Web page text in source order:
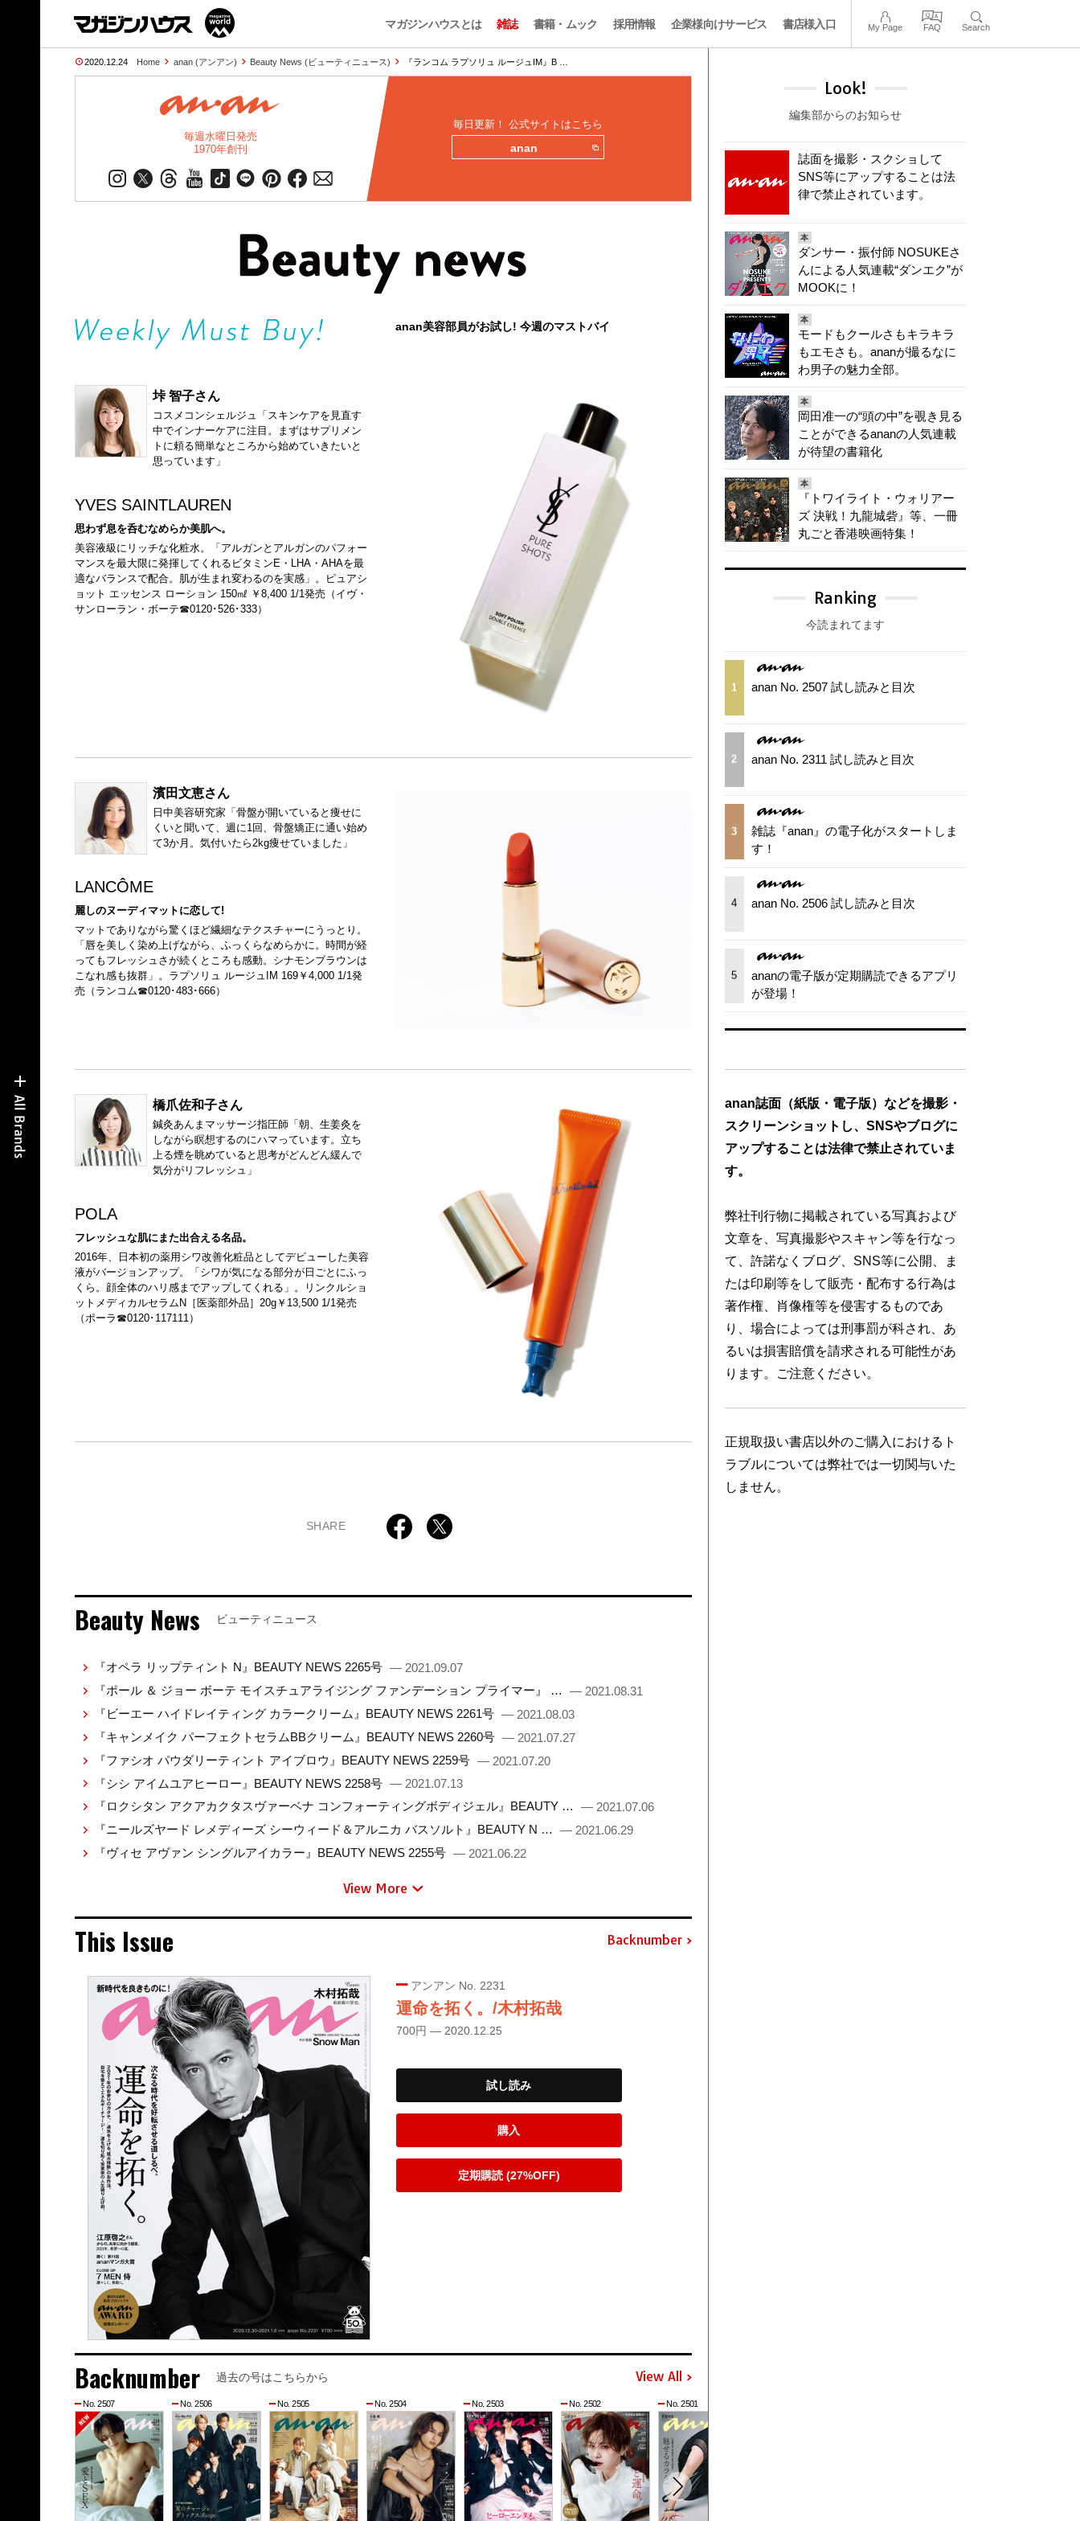
マガジンハウスとは 雑誌 書籍・ムック 採用情報 企業様向けサービス 書店様入口 My Page FAQ Search
2020.12.24 Home anan (アンアン) Beauty News (ビューティニュース) 『ランコム ラプソリュ ルージュIM』B …
毎週水曜日発売
1970年創刊
毎日更新！ 公式サイトはこちら
anan
anan美容部員がお試し! 今週のマストバイ
垰 智子さん
コスメコンシェルジュ「スキンケアを見直す
中でインナーケアに注目。まずはサプリメン
トに頼る簡単なところから始めていきたいと
思っています」
YVES SAINTLAUREN
思わず息を呑むなめらか美肌へ。
美容液級にリッチな化粧水。「アルガンとアルガンのパフォー
マンスを最大限に発揮してくれるビタミンE・LHA・AHAを最
適なバランスで配合。肌が生まれ変わるのを実感」。ピュアシ
ョット エッセンス ローション 150㎖ ￥8,400 1/1発売（イヴ・
サンローラン・ボーテ☎0120･526･333）
濱田文恵さん
日中美容研究家「骨盤が開いていると痩せに
くいと聞いて、週に1回、骨盤矯正に通い始め
て3か月。気付いたら2kg痩せていました」
LANCÔME
麗しのヌーディマットに恋して!
マットでありながら驚くほど繊細なテクスチャーにうっとり。
「唇を美しく染め上げながら、ふっくらなめらかに。時間が経
ってもフレッシュさが続くところも感動。シナモンブラウンは
こなれ感も抜群」。ラプソリュ ルージュIM 169￥4,000 1/1発
売（ランコム☎0120･483･666）
橋爪佐和子さん
鍼灸あんまマッサージ指圧師「朝、生姜灸を
しながら瞑想するのにハマっています。立ち
上る煙を眺めていると思考がどんどん緩んで
気分がリフレッシュ」
POLA
フレッシュな肌にまた出合える名品。
2016年、日本初の薬用シワ改善化粧品としてデビューした美容
液がバージョンアップ。「シワが気になる部分が日ごとにふっ
くら。顔全体のハリ感までアップしてくれる」。リンクルショ
ットメディカルセラムN［医薬部外品］20g￥13,500 1/1発売
（ポーラ☎0120･117111）
SHARE
Beauty News ビューティニュース
『オペラ リップティント N』BEAUTY NEWS 2265号 — 2021.09.07
『ポール ＆ ジョー ボーテ モイスチュアライジング ファンデーション プライマー』 …
— 2021.08.31
『ビーエー ハイドレイティング カラークリーム』BEAUTY NEWS 2261号 — 2021.08.03
『キャンメイク パーフェクトセラムBBクリーム』BEAUTY NEWS 2260号 — 2021.07.27
『ファシオ パウダリーティント アイブロウ』BEAUTY NEWS 2259号 — 2021.07.20
『シシ アイムユアヒーロー』BEAUTY NEWS 2258号 — 2021.07.13
『ロクシタン アクアカクタスヴァーベナ コンフォーティングボディジェル』BEAUTY …
— 2021.07.06
『ニールズヤード レメディーズ シーウィード＆アルニカ バスソルト』BEAUTY N …
— 2021.06.29
『ヴィセ アヴァン シングルアイカラー』BEAUTY NEWS 2255号 — 2021.06.22
View More
This Issue Backnumber
アンアン No. 2231
運命を拓く。/木村拓哉
700円 — 2020.12.25
試し読み
購入
定期購読 (27%OFF)
Backnumber 過去の号はこちらから View All
No. 2507 No. 2506 No. 2505 No. 2504 No. 2503 No. 2502 No. 2501
Look!
編集部からのお知らせ
誌面を撮影・スクショして
SNS等にアップすることは法
律で禁止されています。
本
ダンサー・振付師 NOSUKEさ
んによる人気連載“ダンエク”が
MOOKに！
本
モードもクールさもキラキラ
もエモさも。ananが撮るなに
わ男子の魅力全部。
本
岡田准一の“頭の中”を覗き見る
ことができるananの人気連載
が待望の書籍化
本
『トワイライト・ウォリアー
ズ 決戦！九龍城砦』等、一冊
丸ごと香港映画特集！
Ranking
今読まれてます
1 anan No. 2507 試し読みと目次
2 anan No. 2311 試し読みと目次
3
雑誌『anan』の電子化がスタートしま
す！
4 anan No. 2506 試し読みと目次
5
ananの電子版が定期購読できるアプリ
が登場！
anan誌面（紙版・電子版）などを撮影・
スクリーンショットし、SNSやブログに
アップすることは法律で禁止されていま
す。
弊社刊行物に掲載されている写真および
文章を、写真撮影やスキャン等を行なっ
て、許諾なくブログ、SNS等に公開、ま
たは印刷等をして販売・配布する行為は
著作権、肖像権等を侵害するものであ
り、場合によっては刑事罰が科され、あ
るいは損害賠償を請求される可能性があ
ります。ご注意ください。
正規取扱い書店以外のご購入におけるト
ラブルについては弊社では一切関与いた
しません。